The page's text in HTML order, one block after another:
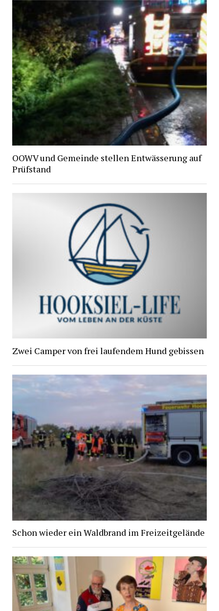
OOWV und Gemeinde stellen Entwässerung auf
Prüfstand
Zwei Camper von frei laufendem Hund gebissen
Schon wieder ein Waldbrand im Freizeitgelände